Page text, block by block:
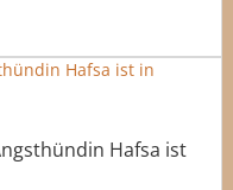
Hafsa ist